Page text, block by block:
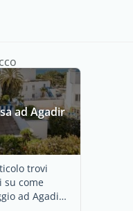
ad Agadir
trovi
su come
ad Agadir,